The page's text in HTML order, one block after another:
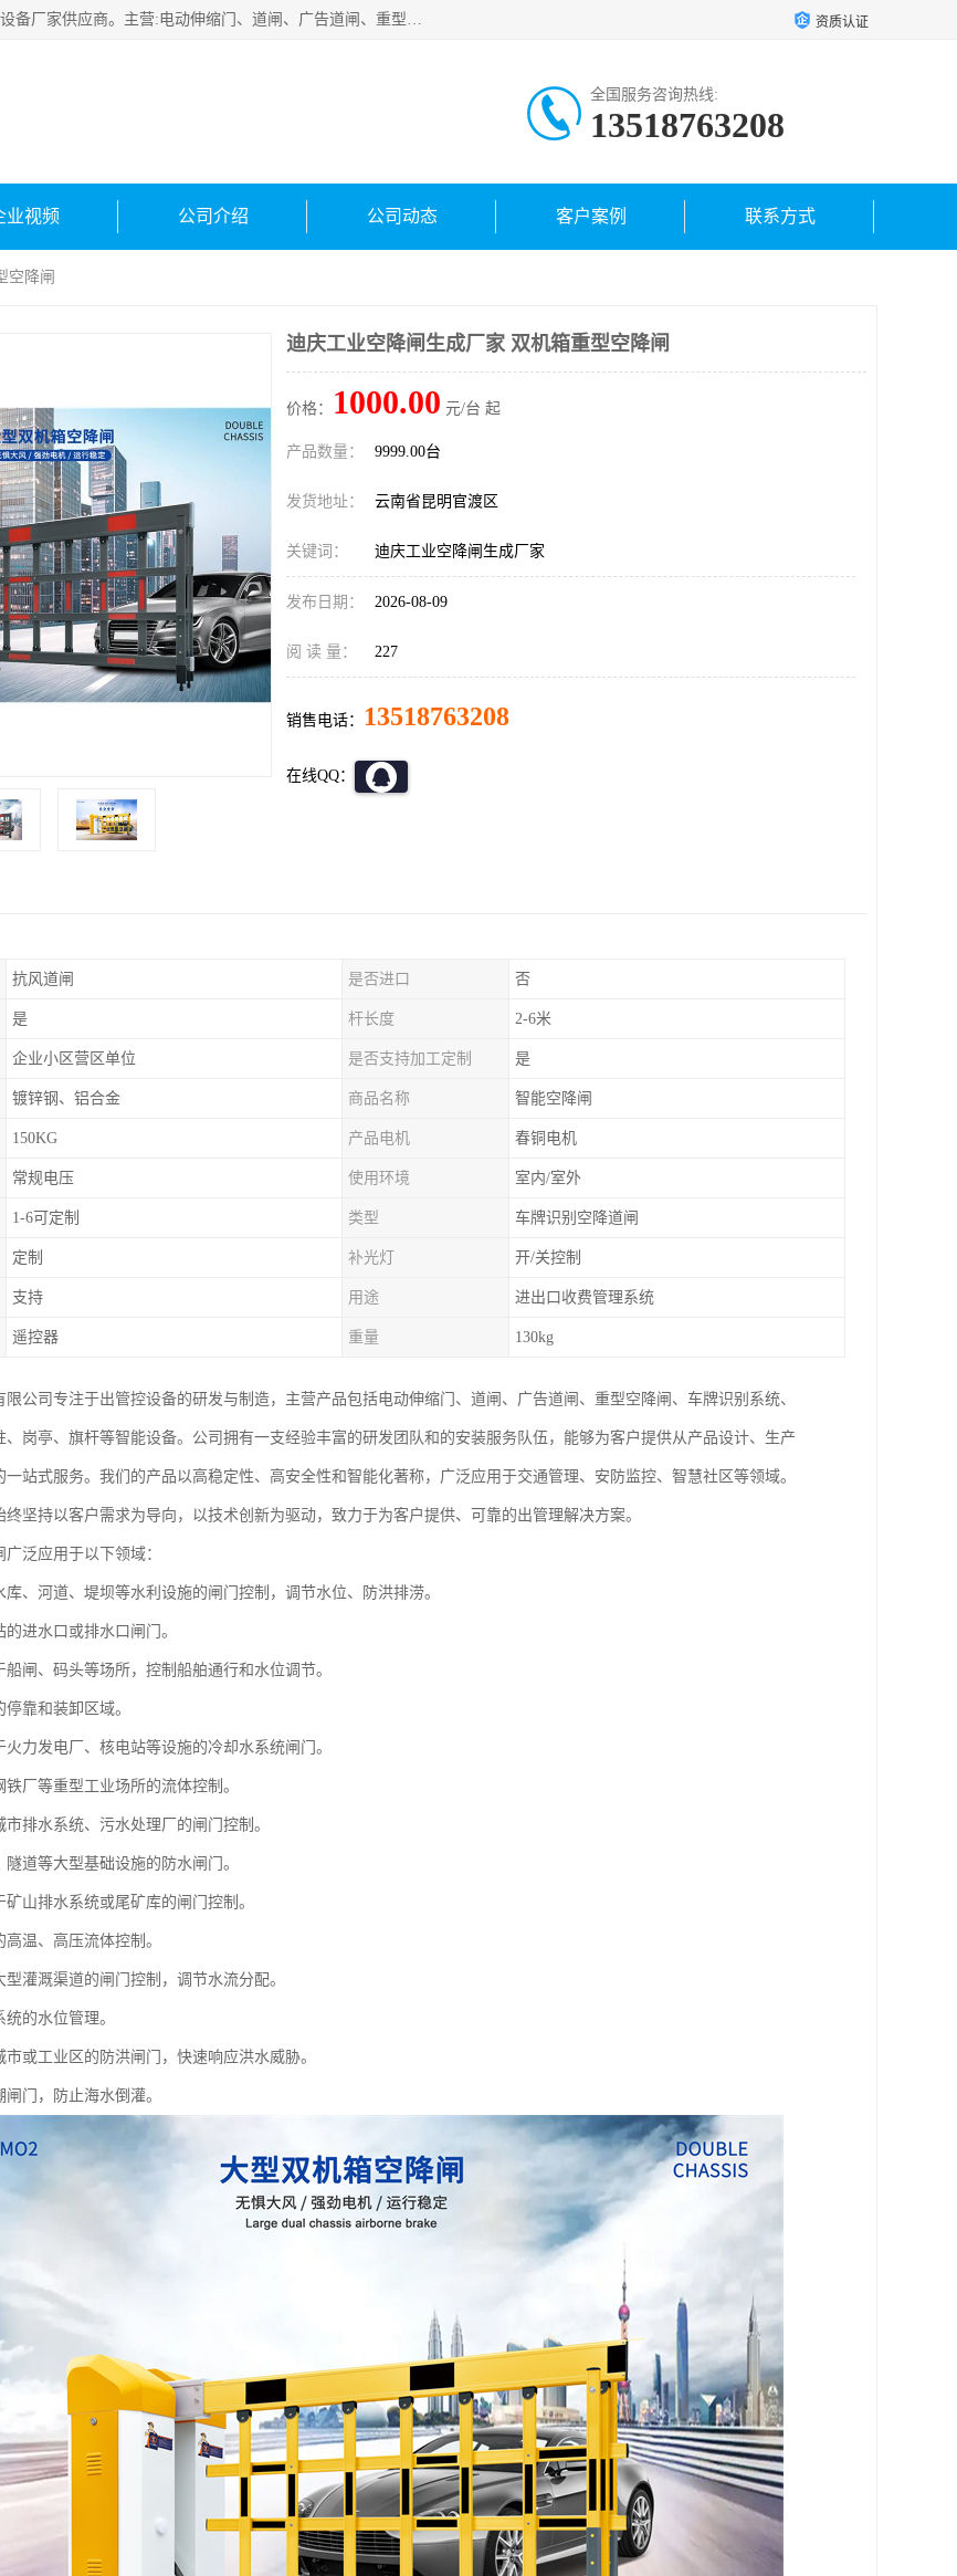
云南实名智科技有限公司是生产、销售、安装为一体的出入口管控设备厂家供应商。主营:电动伸缩门、道闸、广告道闸、重型空降闸、车牌识别、门禁通道、升降柱、岗亭、旗杆等智能设备。主营产品: 电动伸缩门,道闸门禁,车牌识别 生产、销售、安装为一体的出入口管控设备厂家源头供应商。 资质认证
全国服务咨询热线:
13518763208
业视频 公司介绍 公司动态 客户案例 联系方式
空降闸
迪庆工业空降闸生成厂家 双机箱重型空降闸
价格： 1000.00 元/台 起
产品数量： 9999.00台
发货地址： 云南省昆明官渡区
关键词： 迪庆工业空降闸生成厂家
发布日期： 2026-08-09
阅 读 量： 227
销售电话： 13518763208
在线QQ：
抗风道闸 是否进口 否
是 杆长度 2-6米
企业小区营区单位 是否支持加工定制 是
镀锌钢、铝合金 商品名称 智能空降闸
150KG 产品电机 春铜电机
常规电压 使用环境 室内/室外
1-6可定制 类型 车牌识别空降道闸
定制 补光灯 开/关控制
支持 用途 进出口收费管理系统
遥控器 重量 130kg
限公司专注于出管控设备的研发与制造，主营产品包括电动伸缩门、道闸、广告道闸、重型空降闸、车牌识别系统、
、岗亭、旗杆等智能设备。公司拥有一支经验丰富的研发团队和的安装服务队伍，能够为客户提供从产品设计、生产
一站式服务。我们的产品以高稳定性、高安全性和智能化著称，广泛应用于交通管理、安防监控、智慧社区等领域。
终坚持以客户需求为导向，以技术创新为驱动，致力于为客户提供、可靠的出管理解决方案。
泛应用于以下领域：
、河道、堤坝等水利设施的闸门控制，调节水位、防洪排涝。
进水口或排水口闸门。
闸、码头等场所，控制船舶通行和水位调节。
靠和装卸区域。
力发电厂、核电站等设施的冷却水系统闸门。
厂等重型工业场所的流体控制。
排水系统、污水处理厂的闸门控制。
道等大型基础设施的防水闸门。
山排水系统或尾矿库的闸门控制。
温、高压流体控制。
灌溉渠道的闸门控制，调节水流分配。
的水位管理。
或工业区的防洪闸门，快速响应洪水威胁。
门，防止海水倒灌。